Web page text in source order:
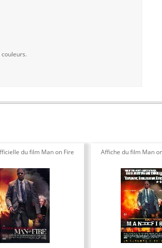
du film Man on Fire Affiche du film Man